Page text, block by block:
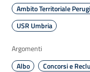
Ambito Territoriale
USR Umbria
Argomenti
Albo
Concorsi e